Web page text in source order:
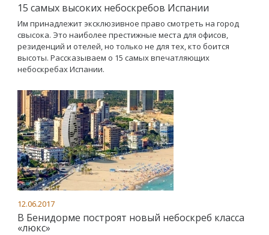
15 самых высоких небоскребов Испании
Им принадлежит эксклюзивное право смотреть на город
свысока. Это наиболее престижные места для офисов,
резиденций и отелей, но только не для тех, кто боится
высоты. Рассказываем о 15 самых впечатляющих
небоскребах Испании.
12.06.2017
В Бенидорме построят новый небоскреб класса
«люкс»